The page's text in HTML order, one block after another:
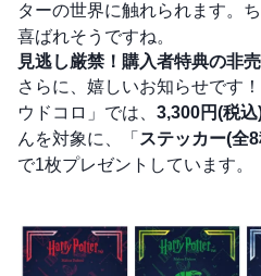
ターの世界に触れられます。
喜ばれそうですね。
見逃し厳禁！購入者特典の非
さらに、嬉しいお知らせです
ウドコロ」では、 3,300円(税込
んを対象に、「 ステッカー(全
で1枚プレゼントしています。